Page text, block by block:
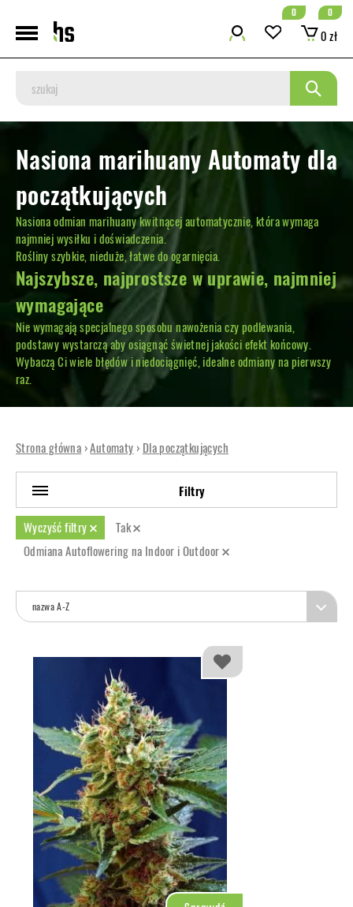
0
0 zł
0
Nasiona marihuany Automaty dla
początkujących
Nasiona odmian marihuany kwitnącej automatycznie, która wymaga
najmniej wysiłku i doświadczenia.
Rośliny szybkie, nieduże, łatwe do ogarnięcia.
Najszybsze, najprostsze w uprawie, najmniej
wymagające
Nie wymagają specjalnego sposobu nawożenia czy podlewania,
podstawy wystarczą aby osiągnąć świetnej jakości efekt końcowy.
Wybaczą Ci wiele błędów i niedociągnięć, idealne odmiany na pierwszy
raz.
Strona główna ›Automaty › Dla początkujących
Filtry
Wyczyść filtry
Tak
Odmiana Autoflowering na Indoor i Outdoor
nazwa A-Z